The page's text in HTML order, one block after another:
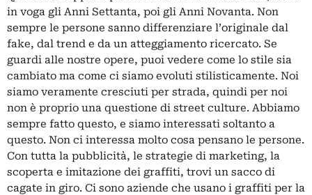
in voga gli Anni Settanta, poi gli Anni Novanta. Non
sempre le persone sanno differenziare l’originale dal
fake, dal trend e da un atteggiamento ricercato. Se
guardi alle nostre opere, puoi vedere come lo stile sia
cambiato ma come ci siamo evoluti stilisticamente. Noi
siamo veramente cresciuti per strada, quindi per noi
non è proprio una questione di street culture. Abbiamo
sempre fatto questo, e siamo interessati soltanto a
questo. Non ci interessa molto cosa pensano le persone.
Con tutta la pubblicità, le strategie di marketing, la
scoperta e imitazione dei graffiti, trovi un sacco di
cagate in giro. Ci sono aziende che usano i graffiti per la